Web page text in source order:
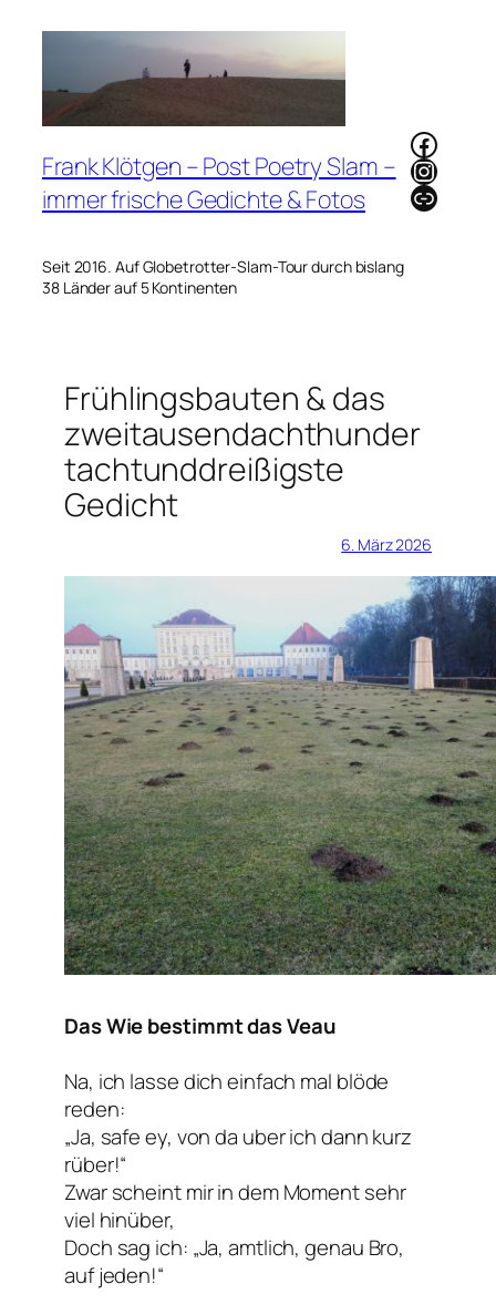
Frank Klötgen – Post Poetry Slam –
immer frische Gedichte & Fotos
Seit 2016. Auf Globetrotter-Slam-Tour durch bislang
38 Länder auf 5 Kontinenten
Link
Frühlingsbauten & das
zweitausendachthunder
tachtunddreißigste
Gedicht
6. März 2026
Das Wie bestimmt das Veau
Na, ich lasse dich einfach mal blöde
reden:
„Ja, safe ey, von da uber ich dann kurz
rüber!“
Zwar scheint mir in dem Moment sehr
viel hinüber,
Doch sag ich: „Ja, amtlich, genau Bro,
auf jeden!“